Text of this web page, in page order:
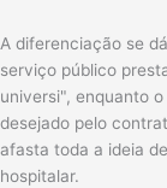
A diferenciação se
serviço público
universi", enquanto
desejado pelo
afasta toda a ideia
hospitalar.